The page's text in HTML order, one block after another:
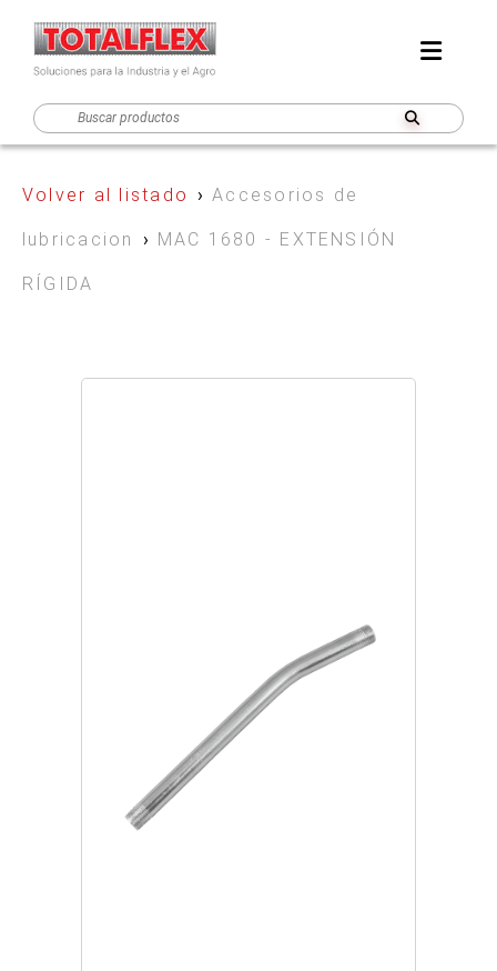
Volver al listado ›Accesorios de
lubricacion › MAC 1680 - EXTENSIÓN
RÍGIDA